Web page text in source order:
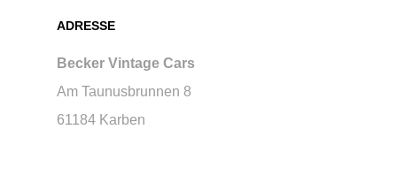
ADRESSE
Becker Vintage Cars
Am Taunusbrunnen 8
61184 Karben